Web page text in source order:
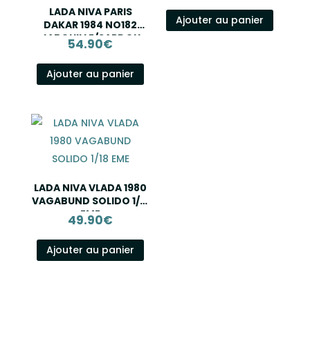
LADA NIVA PARIS
DAKAR 1984 NO182
JABOUILLE/SARDOU
SOLIDO COMPETITION
1/18 EME
54.90€
Ajouter au panier
Ajouter au panier
LADA NIVA VLADA 1980
VAGABUND SOLIDO 1/18
EME
49.90€
Ajouter au panier